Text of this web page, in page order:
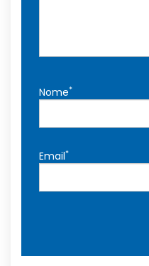
Nome*
Email*